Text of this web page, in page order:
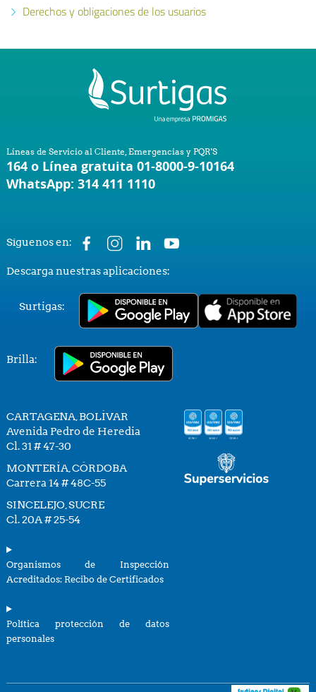
Derechos y obligaciones de los usuarios
Líneas de Servicio al Cliente, Emergencias y PQR'S
164 o Línea gratuita 01-8000-9-10164
WhatsApp: 314 411 1110
Síguenos en:
Descarga nuestras aplicaciones:
Surtigas:
Brilla:
CARTAGENA, BOLÍVAR
Avenida Pedro de Heredia
Cl. 31 # 47-30
MONTERÍA, CÓRDOBA
Carrera 14 # 48C-55
SINCELEJO, SUCRE
Cl. 20A # 25-54
Organismos de Inspección
Acreditados: Recibo de Certificados
Política protección de datos
personales